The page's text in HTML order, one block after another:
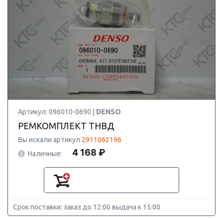
Артикул: 096010-0690 | DENSO
РЕМКОМПЛЕКТ ТНВД
Вы искали артикул 2911062196
Наличные:
4 168 ₽
Срок поставки: заказ до 12:00 выдача к 15:00